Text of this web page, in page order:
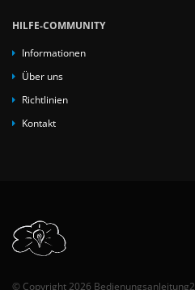
HILFE-COMMUNITY
Informationen
Über uns
Richtlinien
Kontakt
© Copyright 2026